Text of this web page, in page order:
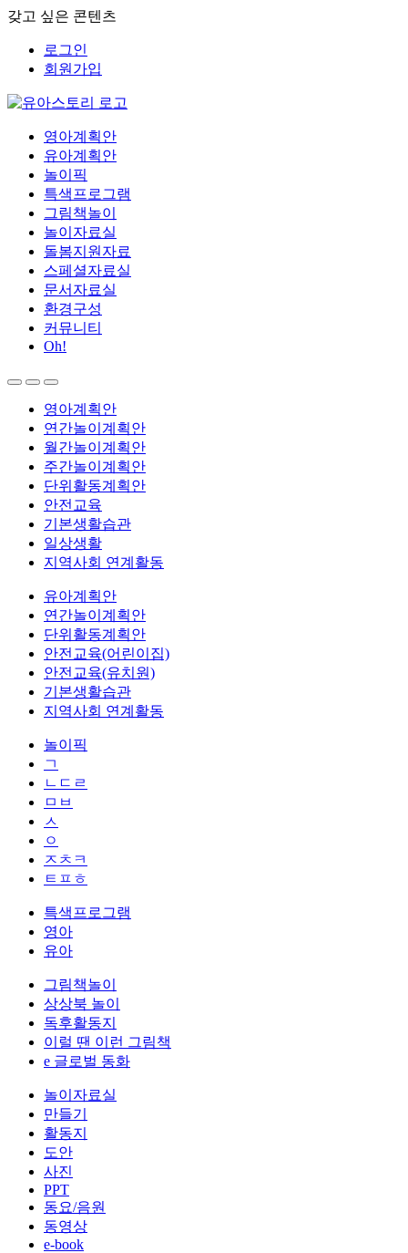
갖고 싶은 콘텐츠
로그인
회원가입
영아계획안
유아계획안
놀이픽
특색프로그램
그림책놀이
놀이자료실
돌봄지원자료
스페셜자료실
문서자료실
환경구성
커뮤니티
Oh!
영아계획안
연간놀이계획안
월간놀이계획안
주간놀이계획안
단위활동계획안
안전교육
기본생활습관
일상생활
지역사회 연계활동
유아계획안
연간놀이계획안
단위활동계획안
안전교육(어린이집)
안전교육(유치원)
기본생활습관
지역사회 연계활동
놀이픽
ㄱ
ㄴㄷㄹ
ㅁㅂ
ㅅ
ㅇ
ㅈㅊㅋ
ㅌㅍㅎ
특색프로그램
영아
유아
그림책놀이
상상북 놀이
독후활동지
이럴 땐 이런 그림책
e 글로벌 동화
놀이자료실
만들기
활동지
도안
사진
PPT
동요/음원
동영상
e-book